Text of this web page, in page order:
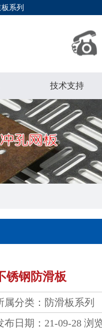
系列
技术支持
锈钢防滑板
属分类： 防滑板系列
布日期：21-09-28 浏